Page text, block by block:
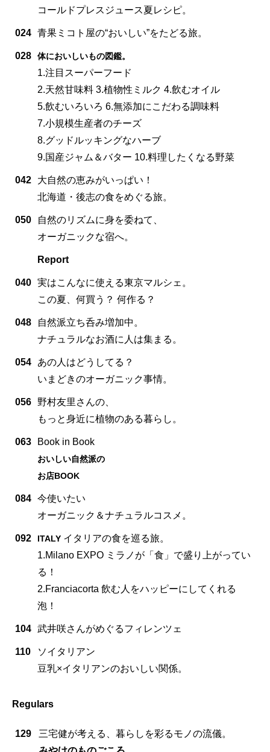
コールドプレスジュース夏レシピ。
024 青果ミコト屋の“おいしい”をたどる旅。
028 体においしいもの図鑑。
1.注目スーパーフード
2.天然甘味料 3.植物性ミルク 4.飲むオイル
5.飲むいろいろ 6.無添加にこだわる調味料
7.小規模生産者のチーズ
8.グッドルッキングなハーブ
9.国産ジャム＆バター 10.料理したくなる野菜
042
大自然の恵みがいっぱい！
北海道・後志の食をめぐる旅。
050
自然のリズムに身を委ねて、
オーガニックな宿へ。
Report
040 実はこんなに使える東京マルシェ。
この夏、何買う？ 何作る？
048
自然派立ち呑み増加中。
ナチュラルなお酒に人は集まる。
054
あの人はどうしてる？
いまどきのオーガニック事情。
056
野村友里さんの、
もっと身近に植物のある暮らし。
063 Book in Book
おいしい自然派の
お店BOOK
084 今使いたい
オーガニック＆ナチュラルコスメ。
092 ITALY イタリアの食を巡る旅。
1.Milano EXPO ミラノが「食」で盛り上がってい
る！
2.Franciacorta 飲む人をハッピーにしてくれる
泡！
104 武井咲さんがめぐるフィレンツェ
110
ソイタリアン
豆乳×イタリアンのおいしい関係。
Regulars
129
三宅健が考える、暮らしを彩るモノの流儀。